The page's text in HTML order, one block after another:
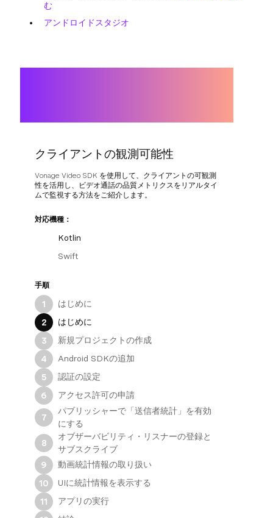
む
アンドロイドスタジオ
クライアントの観測可能性
Vonage Video SDK を使用して、クライアントの可観測
性を活用し、ビデオ通話の品質メトリクスをリアルタイ
ムで監視する方法をご紹介します。
対応機種：
Kotlin
Swift
手順
1
はじめに
2
はじめに
3
新規プロジェクトの作成
4
Android SDKの追加
5
認証の設定
6
アクセス許可の申請
7
パブリッシャーで「送信者統計」を有効
にする
8
オブザーバビリティ・リスナーの登録と
サブスクライブ
9
動画統計情報の取り扱い
10
UIに統計情報を表示する
11
アプリの実行